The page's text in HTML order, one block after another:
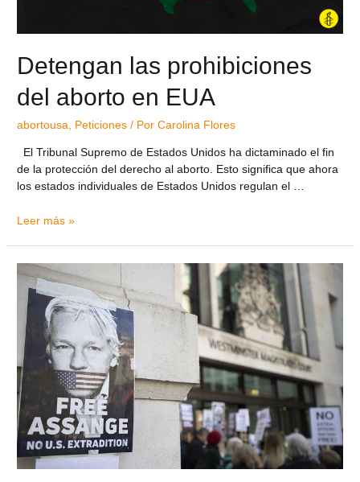
Detengan las prohibiciones
del aborto en EUA
abortousa, Peticiones / PorCarolina Flores
El Tribunal Supremo de Estados Unidos ha dictaminado el fin
de la protección del derecho al aborto. Esto significa que ahora
los estados individuales de Estados Unidos regulan el …
Leer más »